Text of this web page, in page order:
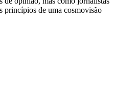
princípios de uma cosmovisão